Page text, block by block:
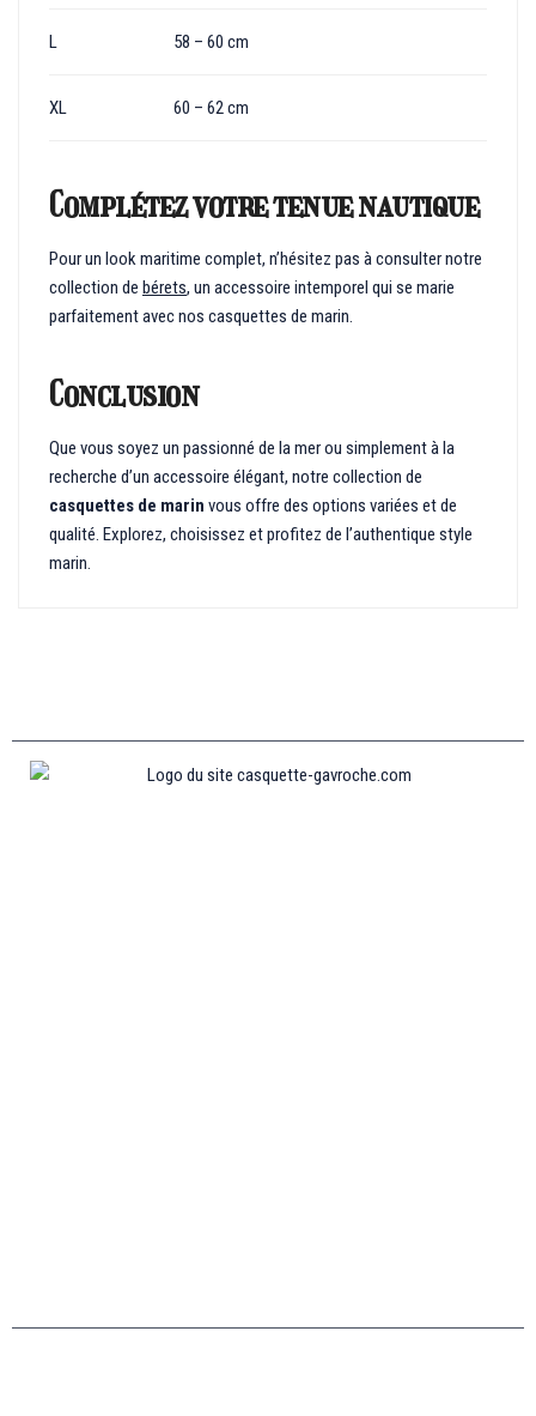
L 58 – 60 cm
XL 60 – 62 cm
Complétez votre tenue nautique
Pour un look maritime complet, n’hésitez pas à consulter notre
collection de bérets, un accessoire intemporel qui se marie
parfaitement avec nos casquettes de marin.
Conclusion
Que vous soyez un passionné de la mer ou simplement à la
recherche d’un accessoire élégant, notre collection de
casquettes de marin vous offre des options variées et de
qualité. Explorez, choisissez et profitez de l’authentique style
marin.